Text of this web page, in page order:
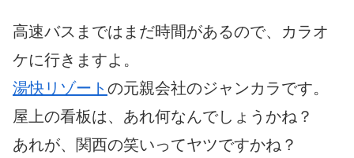
高速バスまではまだ時間があるので、カラオ
ケに行きますよ。
湯快リゾート の元親会社のジャンカラです。
屋上の看板は、あれ何なんでしょうかね？
あれが、関西の笑いってヤツですかね？